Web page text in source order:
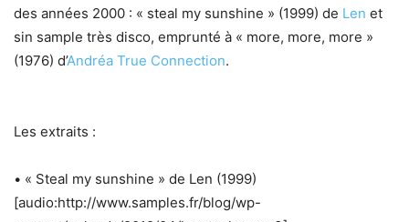
des années 2000 : « steal my sunshine » (1999) de Len et
sin sample très disco, emprunté à « more, more, more »
(1976) d’Andréa True Connection.
Les extraits :
• « Steal my sunshine » de Len (1999)
[audio:http://www.samples.fr/blog/wp-